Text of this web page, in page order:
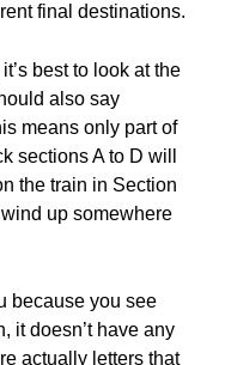
final destinations.
best to look at the
also say
means only part of
sections A to D will
the train in Section
up somewhere
because you see
it doesn’t have any
actually letters that